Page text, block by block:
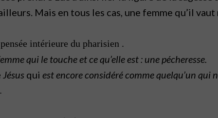
Mais en tous les cas, une femme qu’il
intérieure du pharisien .
qui le touche et ce qu’elle est : une pécheresse.
Jésus qui est encore considéré comme quelqu’un qui